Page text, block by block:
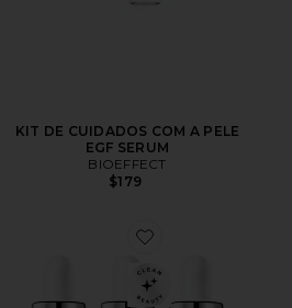
KIT DE CUIDADOS COM A PELE
EGF SERUM
BIOEFFECT
$179
Favorite 30 Day